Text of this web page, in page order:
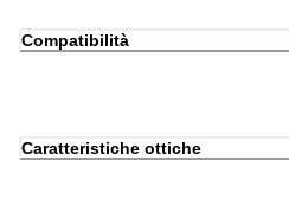
Compatibilità
Caratteristiche ottiche